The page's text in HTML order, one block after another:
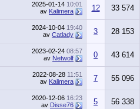
2025-01-14 10:01
av Kalimera 12 33 574
2024-10-04 19:40
av Catlady 3 28 153
2023-02-24 08:57
av Netwolf 0 43 614
2022-08-28 11:51
av Kalimera 7 55 096
2020-12-06 16:23
av Disse76 5 56 338